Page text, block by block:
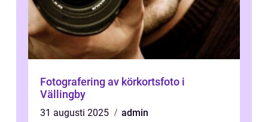
Fotografering av körkortsfoto i
Vällingby
31 augusti 2025
admin